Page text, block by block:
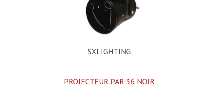
SXLIGHTING
PROJECTEUR PAR 36 NOIR